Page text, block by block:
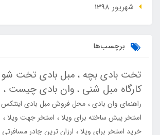
شهریور 1398
برچسب‌ها
تخت بادی بچه مبل بادی تخت
کارگاه مبل شنی وان بادی چیست
راهنمای وان بادی محل فروش مبل بادی اینتکس
استخر پیش ساخته برای ویلا
استخر جهت ویلا
خرید استخر برای ویلا
ارزان ترین چادر مسافرتی